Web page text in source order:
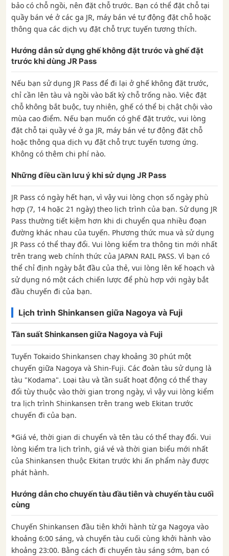
bảo có chỗ ngồi, nên đặt chỗ trước. Bạn có thể đặt chỗ tại
quầy bán vé ở các ga JR, máy bán vé tự động đặt chỗ hoặc
thông qua các dịch vụ đặt chỗ trực tuyến tương thích.
Hướng dẫn sử dụng ghế không đặt trước và ghế đặt
trước khi dùng JR Pass
Nếu bạn sử dụng JR Pass để đi lại ở ghế không đặt trước,
chỉ cần lên tàu và ngồi vào bất kỳ chỗ trống nào. Việc đặt
chỗ không bắt buộc, tuy nhiên, ghế có thể bị chật chội vào
mùa cao điểm. Nếu bạn muốn có ghế đặt trước, vui lòng
đặt chỗ tại quầy vé ở ga JR, máy bán vé tự động đặt chỗ
hoặc thông qua dịch vụ đặt chỗ trực tuyến tương ứng.
Không có thêm chi phí nào.
Những điều cần lưu ý khi sử dụng JR Pass
JR Pass có ngày hết hạn, vì vậy vui lòng chọn số ngày phù
hợp (7, 14 hoặc 21 ngày) theo lịch trình của bạn. Sử dụng JR
Pass thường tiết kiệm hơn khi di chuyển qua nhiều đoạn
đường khác nhau của tuyến. Phương thức mua và sử dụng
JR Pass có thể thay đổi. Vui lòng kiểm tra thông tin mới nhất
trên trang web chính thức của JAPAN RAIL PASS. Vì bạn có
thể chỉ định ngày bắt đầu của thẻ, vui lòng lên kế hoạch và
sử dụng nó một cách chiến lược để phù hợp với ngày bắt
đầu chuyến đi của bạn.
Lịch trình Shinkansen giữa Nagoya và Fuji
Tần suất Shinkansen giữa Nagoya và Fuji
Tuyến Tokaido Shinkansen chạy khoảng 30 phút một
chuyến giữa Nagoya và Shin-Fuji. Các đoàn tàu sử dụng là
tàu "Kodama". Loại tàu và tần suất hoạt động có thể thay
đổi tùy thuộc vào thời gian trong ngày, vì vậy vui lòng kiểm
tra lịch trình Shinkansen trên trang web Ekitan trước
chuyến đi của bạn.
*Giá vé, thời gian di chuyển và tên tàu có thể thay đổi. Vui
lòng kiểm tra lịch trình, giá vé và thời gian biểu mới nhất
của Shinkansen thuộc Ekitan trước khi ấn phẩm này được
phát hành.
Hướng dẫn cho chuyến tàu đầu tiên và chuyến tàu cuối
cùng
Chuyến Shinkansen đầu tiên khởi hành từ ga Nagoya vào
khoảng 6:00 sáng, và chuyến tàu cuối cùng khởi hành vào
khoảng 23:00. Bằng cách đi chuyến tàu sáng sớm, bạn có